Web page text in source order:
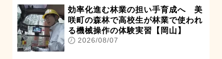
効率化進む林業の担い手育成へ 美
咲町の森林で高校生が林業で使われ
る機械操作の体験実習【岡山】
2026/08/07